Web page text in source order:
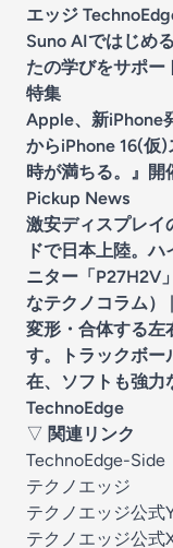
エッジ
Suno AIではじめ
たの学びをサポー
特集
Apple、新iPhone
からiPhone 16(仮
時が満ちる。』開
Pickup News
激安ディスプレイ
ドで日本上陸。
ニター「P27H2V
なテクノコラム）
変形・合体する左
す。トラックボー
在、ソフトも強力
TechnoEdge
▽ 関連リンク
TechnoEdge-Side
テクノエッジ
テクノエッジ公式
テクノエッジ公式